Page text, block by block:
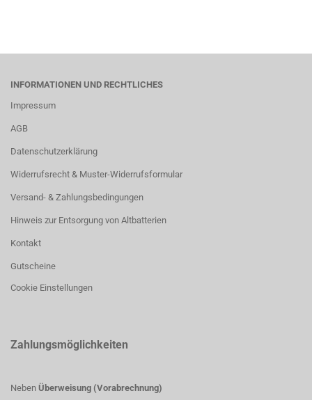
INFORMATIONEN UND RECHTLICHES
Impressum
AGB
Datenschutzerklärung
Widerrufsrecht & Muster-Widerrufsformular
Versand- & Zahlungsbedingungen
Hinweis zur Entsorgung von Altbatterien
Kontakt
Gutscheine
Cookie Einstellungen
Zahlungsmöglichkeiten
Neben Überweisung (Vorabrechnung)